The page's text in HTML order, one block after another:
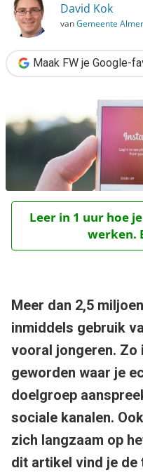
David Kok
vanGemeente
Maak FW je Google-
Leer in 1 uur hoe
werken.
Meer dan 2,5
inmiddels gebruik
vooral jongeren. Zo
geworden waar je
doelgroep
sociale kanalen.
zich langzaam op
dit artikel vind je de